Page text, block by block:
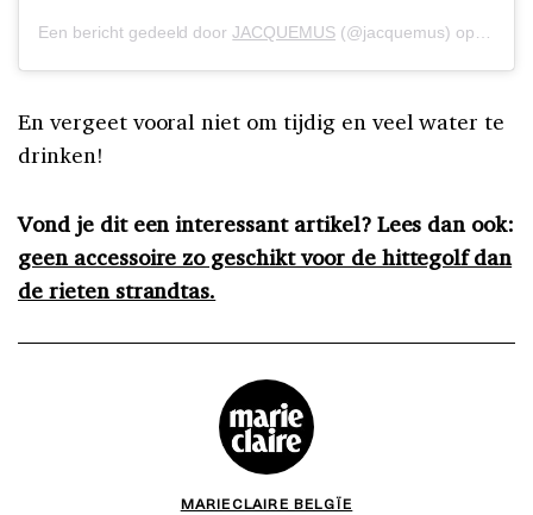
Een bericht gedeeld doorJACQUEMUS (@jacquemus) op
En vergeet vooral niet om tijdig en veel water te
drinken!
Vond je dit een interessant artikel? Lees dan ook:
geen accessoire zo geschikt voor de hittegolf dan
de rieten strandtas.
MARIECLAIRE BELGÏE